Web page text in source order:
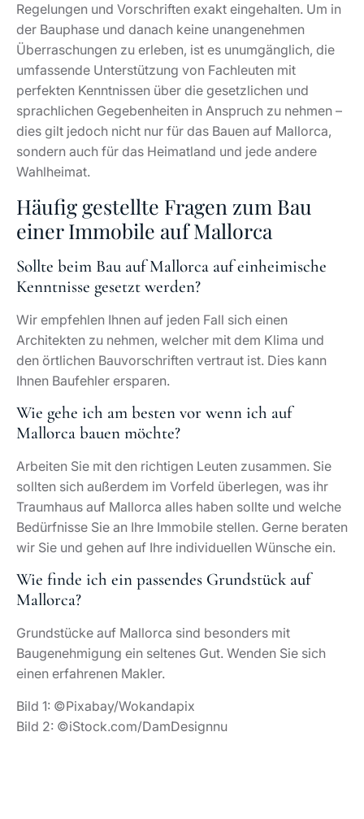
Regelungen und Vorschriften exakt eingehalten. Um in
der Bauphase und danach keine unangenehmen
Überraschungen zu erleben, ist es unumgänglich, die
umfassende Unterstützung von Fachleuten mit
perfekten Kenntnissen über die gesetzlichen und
sprachlichen Gegebenheiten in Anspruch zu nehmen –
dies gilt jedoch nicht nur für das Bauen auf Mallorca,
sondern auch für das Heimatland und jede andere
Wahlheimat.
Häufig gestellte Fragen zum Bau
einer Immobile auf Mallorca
Sollte beim Bau auf Mallorca auf einheimische
Kenntnisse gesetzt werden?
Wir empfehlen Ihnen auf jeden Fall sich einen
Architekten zu nehmen, welcher mit dem Klima und
den örtlichen Bauvorschriften vertraut ist. Dies kann
Ihnen Baufehler ersparen.
Wie gehe ich am besten vor wenn ich auf
Mallorca bauen möchte?
Arbeiten Sie mit den richtigen Leuten zusammen. Sie
sollten sich außerdem im Vorfeld überlegen, was ihr
Traumhaus auf Mallorca alles haben sollte und welche
Bedürfnisse Sie an Ihre Immobile stellen. Gerne beraten
wir Sie und gehen auf Ihre individuellen Wünsche ein.
Wie finde ich ein passendes Grundstück auf
Mallorca?
Grundstücke auf Mallorca sind besonders mit
Baugenehmigung ein seltenes Gut. Wenden Sie sich
einen erfahrenen Makler.
Bild 1: ©Pixabay/Wokandapix
Bild 2: ©iStock.com/DamDesignnu